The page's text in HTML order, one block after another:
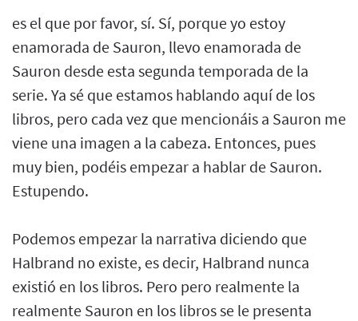
es el que por favor, sí. Sí, porque yo estoy
enamorada de Sauron, llevo enamorada de
Sauron desde esta segunda temporada de la
serie. Ya sé que estamos hablando aquí de los
libros, pero cada vez que mencionáis a Sauron me
viene una imagen a la cabeza. Entonces, pues
muy bien, podéis empezar a hablar de Sauron.
Estupendo.
Podemos empezar la narrativa diciendo que
Halbrand no existe, es decir, Halbrand nunca
existió en los libros. Pero pero realmente la
realmente Sauron en los libros se le presenta